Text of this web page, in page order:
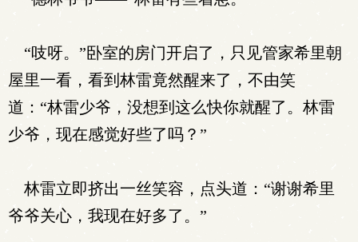
“吱呀。”卧室的房门开启了，只见管家希里朝
屋里一看，看到林雷竟然醒来了，不由笑
道：“林雷少爷，没想到这么快你就醒了。林雷
少爷，现在感觉好些了吗？”
林雷立即挤出一丝笑容，点头道：“谢谢希里
爷爷关心，我现在好多了。”